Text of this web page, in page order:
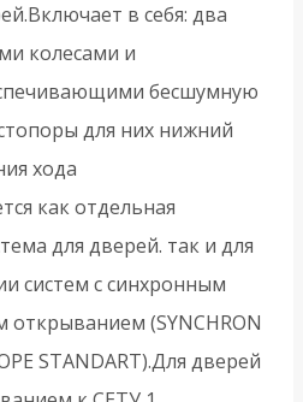
в себя: два
колесами и
бесшумную
для них нижний
хода
как отдельная
для дверей. так и для
систем с синхронным
открыванием (SYNCHRON
STANDART).Для дверей